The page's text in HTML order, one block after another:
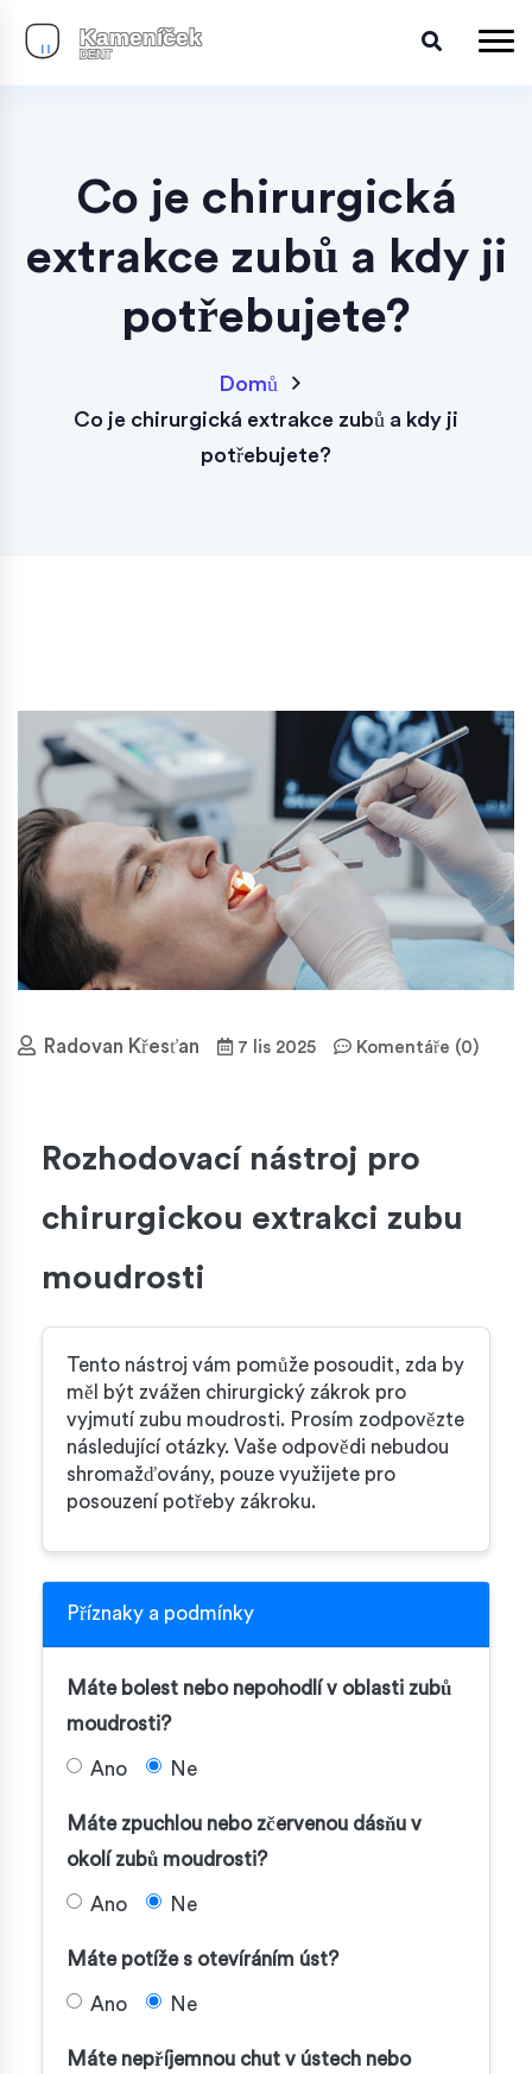
Co je chirurgická
extrakce zubů a kdy ji
potřebujete?
Domů
Co je chirurgická extrakce zubů a kdy ji
potřebujete?
Radovan Křesťan 7 lis 2025 Komentáře (0)
Rozhodovací nástroj pro
chirurgickou extrakci zubu
moudrosti
Tento nástroj vám pomůže posoudit, zda by
měl být zvážen chirurgický zákrok pro
vyjmutí zubu moudrosti. Prosím zodpovězte
následující otázky. Vaše odpovědi nebudou
shromažďovány, pouze využijete pro
posouzení potřeby zákroku.
Příznaky a podmínky
Máte bolest nebo nepohodlí v oblasti zubů
moudrosti?
Ano Ne
Máte zpuchlou nebo zčervenou dásňu v
okolí zubů moudrosti?
Ano Ne
Máte potíže s otevíráním úst?
Ano Ne
Máte nepříjemnou chut v ústech nebo